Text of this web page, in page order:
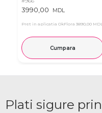
3990,00 MDL
Pret in aplicatia OkFlora 3890,00 MDL
Cumpara
Plati sigure prin